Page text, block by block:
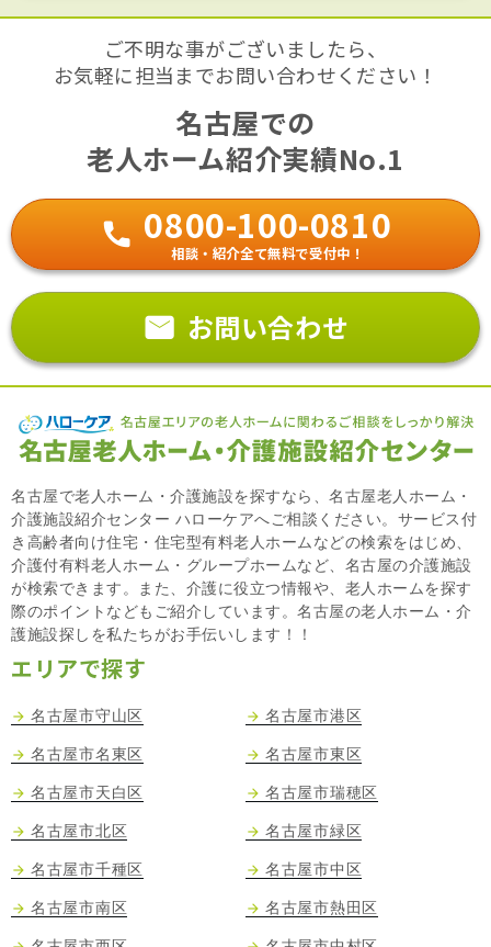
ご不明な事がございましたら、
お気軽に担当までお問い合わせください！
名古屋での
老人ホーム紹介実績No.1
0800-100-0810
相談・紹介全て無料で受付中！
お問い合わせ
名古屋で老人ホーム・介護施設を探すなら、名古屋老人ホーム・
介護施設紹介センター ハローケアへご相談ください。サービス付
き高齢者向け住宅・住宅型有料老人ホームなどの検索をはじめ、
介護付有料老人ホーム・グループホームなど、名古屋の介護施設
が検索できます。また、介護に役立つ情報や、老人ホームを探す
際のポイントなどもご紹介しています。名古屋の老人ホーム・介
護施設探しを私たちがお手伝いします！！
エリアで探す
名古屋市守山区
名古屋市名東区
名古屋市天白区
名古屋市北区
名古屋市千種区
名古屋市南区
名古屋市港区
名古屋市東区
名古屋市瑞穂区
名古屋市緑区
名古屋市中区
名古屋市熱田区